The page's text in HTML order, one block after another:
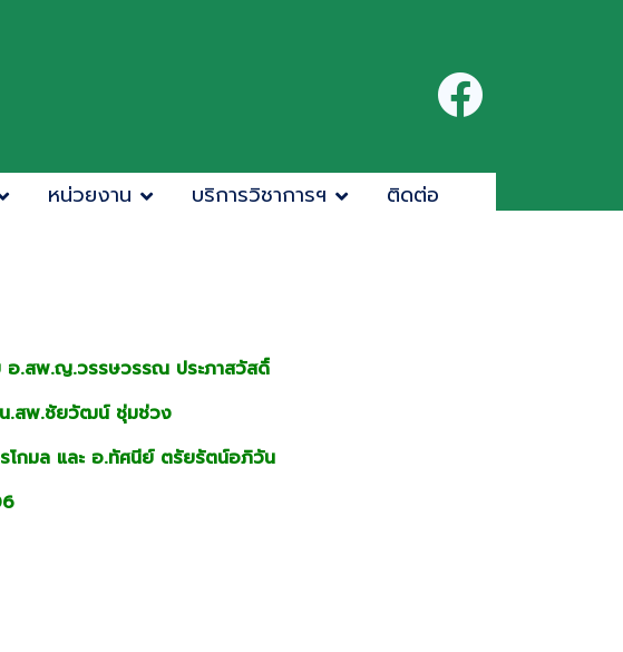
หน่วยงาน บริการวิชาการฯ ติดต่อ
อ.สพ.ญ.วรรษวรรณ ประภาสวัสดิ์
น.สพ.ชัยวัฒน์ ชุ่มช่วง
โกมล และ อ.ทัศนีย์ ตรัยรัตน์อภิวัน